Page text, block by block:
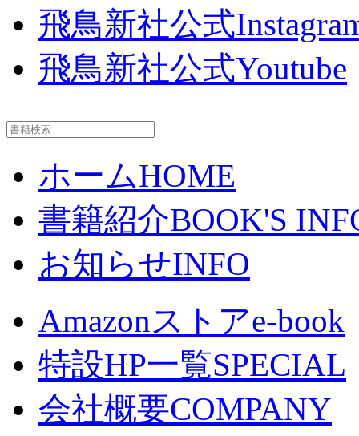
飛鳥新社公式
飛鳥新社公式Youtube
ホームHOME
書籍紹介BOOK'S
お知らせINFO
Amazonストアe-book
特設HP一覧SPECIAL
会社概要COMPANY